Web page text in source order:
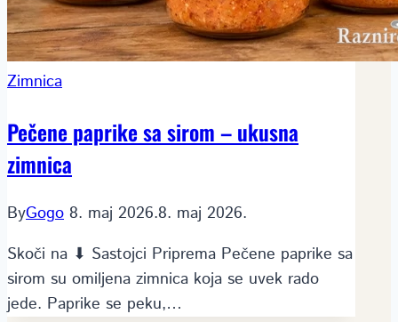
Zimnica
Pečene paprike sa sirom – ukusna
zimnica
ByGogo 8. maj 2026.8. maj 2026.
Skoči na ⬇ Sastojci Priprema Pečene paprike sa
sirom su omiljena zimnica koja se uvek rado
jede. Paprike se peku,…